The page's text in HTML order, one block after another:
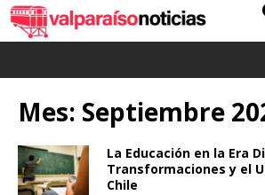
Mes: Septiembre
La Educación en la Era
Transformaciones y el
Chile